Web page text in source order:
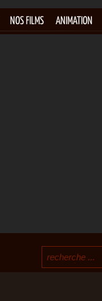
NOS FILMS ANIMATION